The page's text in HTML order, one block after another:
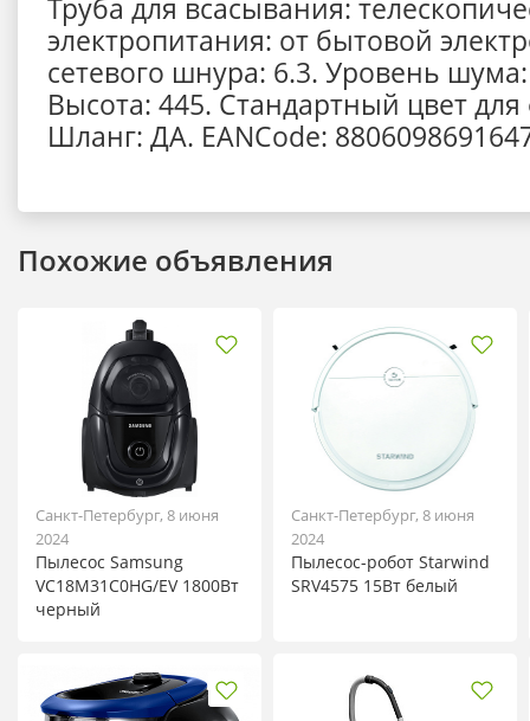
Труба для всасывания:
электропитания: от бытовой
сетевого шнура: 6.3. Уровень
Высота: 445. Стандартный цвет
Шланг: ДА. EANCode:
Похожие объявления
Санкт-Петербург, 8 июня
2024
Пылесос Samsung
VC18M31C0HG/EV 1800Вт
черный
Санкт-Петербург, 8 июня
2024
Пылесос-робот Starwind
SRV4575 15Вт белый